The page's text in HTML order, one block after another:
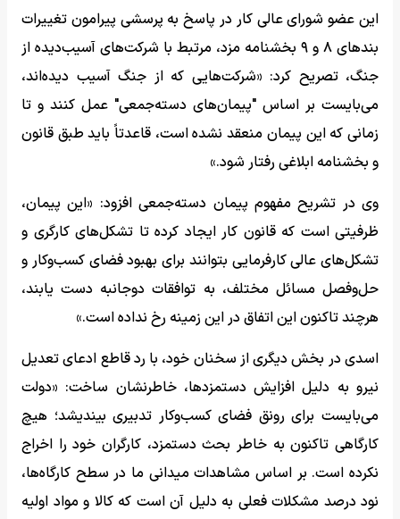
این عضو شورای عالی کار در پاسخ به پرسشی پیرامون تغییرات
بندهای ۸ و ۹ بخشنامه مزد، مرتبط با شرکت‌های آسیب‌دیده از
جنگ، تصریح کرد: «شرکت‌هایی که از جنگ آسیب دیده‌اند،
می‌بایست بر اساس "پیمان‌های دسته‌جمعی" عمل کنند و تا
زمانی که این پیمان منعقد نشده است، قاعدتاً باید طبق قانون
و بخشنامه ابلاغی رفتار شود.»
وی در تشریح مفهوم پیمان دسته‌جمعی افزود: «این پیمان،
ظرفیتی است که قانون کار ایجاد کرده تا تشکل‌های کارگری و
تشکل‌های عالی کارفرمایی بتوانند برای بهبود فضای کسب‌وکار و
حل‌وفصل مسائل مختلف، به توافقات دوجانبه دست یابند،
هرچند تاکنون این اتفاق در این زمینه رخ نداده است.»
اسدی در بخش دیگری از سخنان خود، با رد قاطع ادعای تعدیل
نیرو به دلیل افزایش دستمزدها، خاطرنشان ساخت: «دولت
می‌بایست برای رونق فضای کسب‌وکار تدبیری بیندیشد؛ هیچ
کارگاهی تاکنون به خاطر بحث دستمزد، کارگران خود را اخراج
نکرده است. بر اساس مشاهدات میدانی ما در سطح کارگاه‌ها،
نود درصد مشکلات فعلی به دلیل آن است که کالا و مواد اولیه